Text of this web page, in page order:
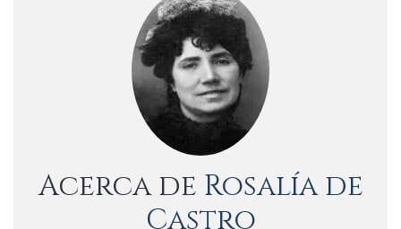
Acerca de Rosalía de
Castro